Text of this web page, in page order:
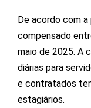
De acordo com
compensado
maio de 2025. A
diárias para
e contratados
estagiários.